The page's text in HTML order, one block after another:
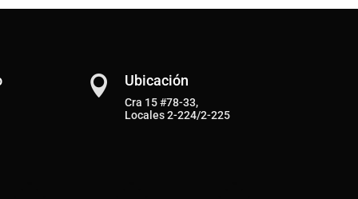
 Ubicación
Cra 15 #78-33,
Locales 2-224/2-225